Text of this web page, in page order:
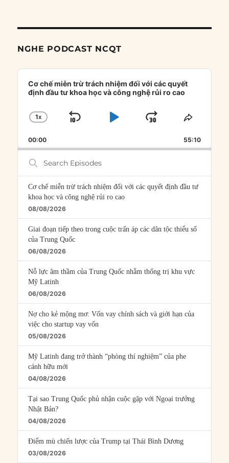
NGHE PODCAST NCQT
Audio
Player
Cơ chế miễn trừ trách nhiệm đối với các quyết
định đầu tư khoa học và công nghệ rủi ro cao
CHANGE
RATE
1X
SKIP
PLAYJUMP
FORWARD
SHARE
00:00 55:10
Search
Episodes
Cơ chế miễn trừ trách nhiệm đối với các quyết định đầu tư
khoa học và công nghệ rủi ro cao
08/08/2026
Giai đoạn tiếp theo trong cuộc trấn áp các dân tộc thiểu số
của Trung Quốc
06/08/2026
Nỗ lực âm thầm của Trung Quốc nhằm thống trị khu vực
Mỹ Latinh
06/08/2026
Nợ cho kẻ mộng mơ: Vốn vay chính sách và giới hạn của
việc cho startup vay vốn
05/08/2026
Mỹ Latinh đang trở thành “phòng thí nghiệm” của phe
cánh hữu mới
04/08/2026
Tại sao Trung Quốc phủ nhận cuộc gặp với Ngoại trưởng
Nhật Bản?
04/08/2026
Điểm mù chiến lược của Trump tại Thái Bình Dương
03/08/2026